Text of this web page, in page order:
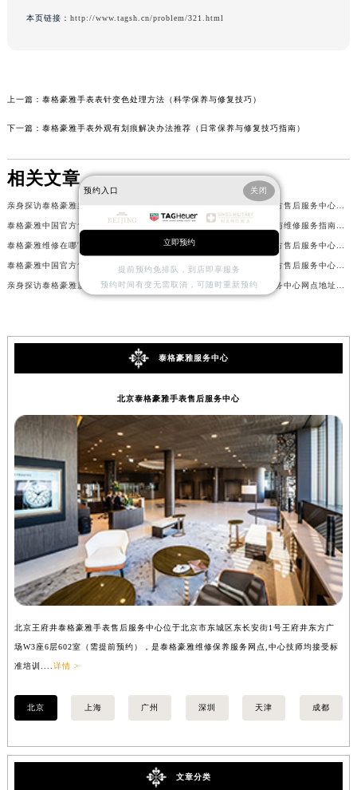
本页链接： http://www.tagsh.cn/problem/321.html
上一篇： 泰格豪雅手表表针变色处理方法（科学保养与修复技巧）
下一篇： 泰格豪雅手表外观有划痕解决办法推荐（日常保养与修复技巧指南）
相关文章
亲身探访泰格豪雅太原官方售后服务中心｜全部地址与客服热线（2026年7月最新）
泰格豪雅摩纳哥机芯保养与维修服务指南权威公示（2026年7月最新）
泰格豪雅维修在哪官方售后服务中心地址查询权威公示（2026年7月最新） 亲身探访泰格豪雅宁波官方售后服务中心｜全新服务热线及门店地址（2026年7月最新）
泰格豪雅中国官方售后服务中心详细网点地址及客服热线实地考察报告+多信源验证（2026年7月最新） 亲身探访泰格豪雅佛山官方售后服务中心｜网点地址与售后热线（2026年7月最新）
亲身探访泰格豪雅厦门官方售后服务中心｜全新服务热线及门店地址（2026年7月最新） 泰格豪雅中国官方售后服务中心网点地址及热线实地考察报告+多信源验证（2026年7月最新）
泰格豪雅服务中心
北京泰格豪雅手表售后服务中心
北京王府井泰格豪雅手表售后服务中心位于北京市东城区东长安街1号王府井东方广
场W3座6层602室（需提前预约），是泰格豪雅维修保养服务网点,中心技师均接受标
准培训.... 详情 >
北京 上海 广州 深圳 天津 成都
文章分类
预约入口 关闭
立即预约
提前预约免排队，到店即享服务
预约时间有变无需取消，可随时重新预约